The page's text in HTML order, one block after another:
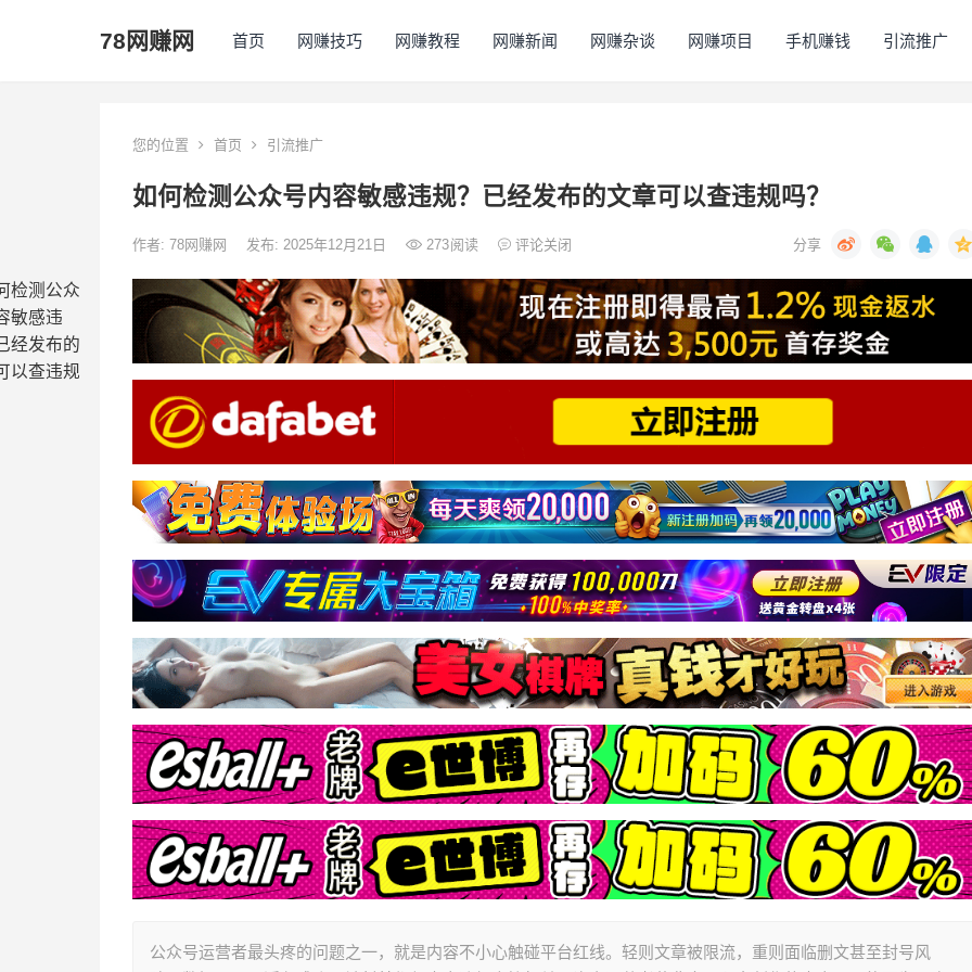
78网赚网 首页 网赚技巧 网赚教程 网赚新闻 网赚杂谈 网赚项目 手机赚钱 引流推广
您的位置 首页 引流推广
如何检测公众号内容敏感违规？已经发布的文章可以查违规吗？
作者: 78网赚网 发布: 2025年12月21日 273阅读 评论关闭
公众号运营者最头疼的问题之一，就是内容不小心触碰平台红线。轻则文章被限流，重则面临删文甚至封号风